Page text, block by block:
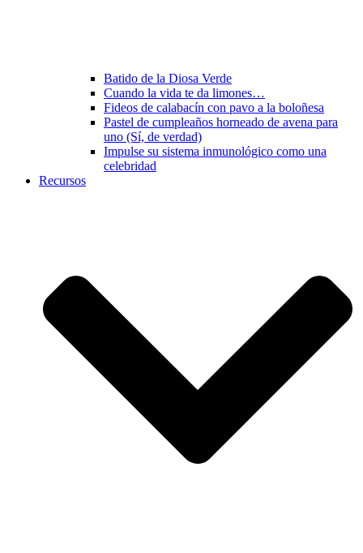
Batido de la Diosa Verde
Cuando la vida te da limones…
Fideos de calabacín con pavo a la boloñesa
Pastel de cumpleaños horneado de avena para
uno (Sí, de verdad)
Impulse su sistema inmunológico como una
celebridad
Recursos